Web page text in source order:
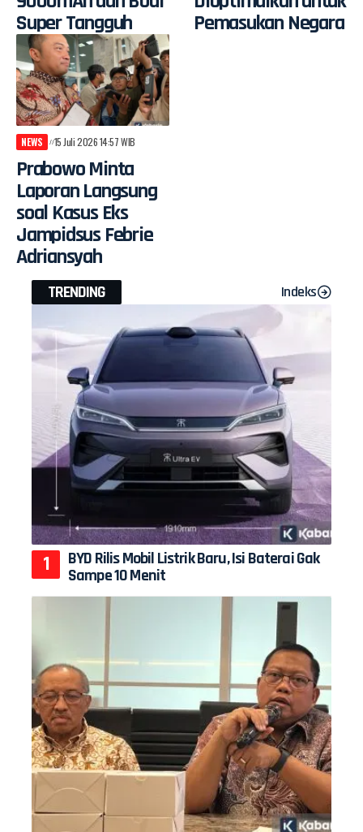
Super Tangguh
Pemasukan Negara
NEWS 15 Juli 2026 14:57 WIB
Prabowo Minta
Laporan Langsung
soal Kasus Eks
Jampidsus Febrie
Adriansyah
TRENDING Indeks
BYD Rilis Mobil Listrik Baru, Isi Baterai Gak
Sampe 10 Menit